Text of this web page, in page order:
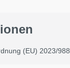
(EU) 2023/988